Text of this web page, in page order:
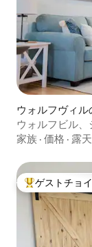
ウォルフヴィル
ウォルフビル、
庭
家族 · 価格 · 露
大好評のゲス
ゲストチョ